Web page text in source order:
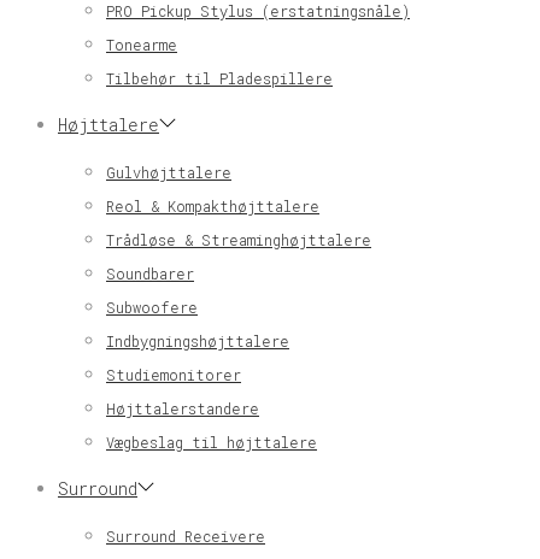
PRO Pickup Stylus (erstatningsnåle)
Tonearme
Tilbehør til Pladespillere
Højttalere
Gulvhøjttalere
Reol & Kompakthøjttalere
Trådløse & Streaminghøjttalere
Soundbarer
Subwoofere
Indbygningshøjttalere
Studiemonitorer
Højttalerstandere
Vægbeslag til højttalere
Surround
Surround Receivere